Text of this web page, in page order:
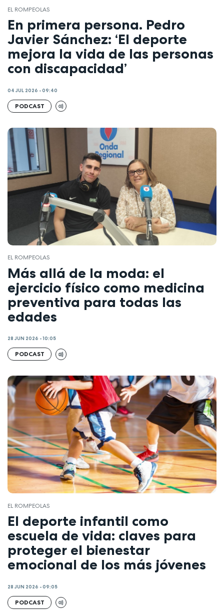
EL ROMPEOLAS
En primera persona. Pedro
Javier Sánchez: ‘El deporte
mejora la vida de las personas
con discapacidad’
04 JUL 2026 - 09:40
PODCAST
EL ROMPEOLAS
Más allá de la moda: el
ejercicio físico como medicina
preventiva para todas las
edades
28 JUN 2026 - 10:05
PODCAST
EL ROMPEOLAS
El deporte infantil como
escuela de vida: claves para
proteger el bienestar
emocional de los más jóvenes
28 JUN 2026 - 09:05
PODCAST